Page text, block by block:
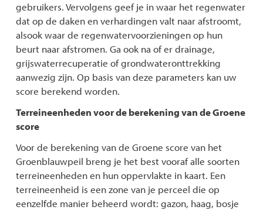
gebruikers. Vervolgens geef je in waar het regenwater
dat op de daken en verhardingen valt naar afstroomt,
alsook waar de regenwatervoorzieningen op hun
beurt naar afstromen. Ga ook na of er drainage,
grijswaterrecuperatie of grondwateronttrekking
aanwezig zijn. Op basis van deze parameters kan uw
score berekend worden.
Terreineenheden voor de berekening van de Groene
score
Voor de berekening van de Groene score van het
Groenblauwpeil breng je het best vooraf alle soorten
terreineenheden en hun oppervlakte in kaart. Een
terreineenheid is een zone van je perceel die op
eenzelfde manier beheerd wordt: gazon, haag, bosje